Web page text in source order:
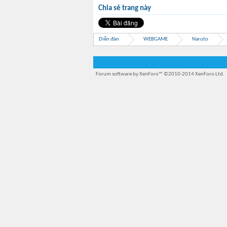
Chia sẻ trang này
Diễn đàn WEBGAME Naruto
Forum software by XenForo™ ©2010-2014 XenForo Ltd.